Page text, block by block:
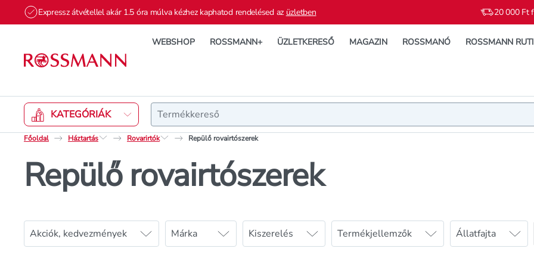
Expressz átvétellel akár 1.5 óra múlva kézhez kaphatod rendelésed az üzletben 20 000 Ft
WEBSHOP ROSSMANN+ ÜZLETKERESŐ MAGAZIN ROSSMANÓ ROSSMANN
KATEGÓRIÁK Keresés
Főoldal Háztartás Rovarirtók Repülő rovairtószerek
Repülő rovairtószerek
Akciók, kedvezmények Márka Kiszerelés Termékjellemzők Állatfajta